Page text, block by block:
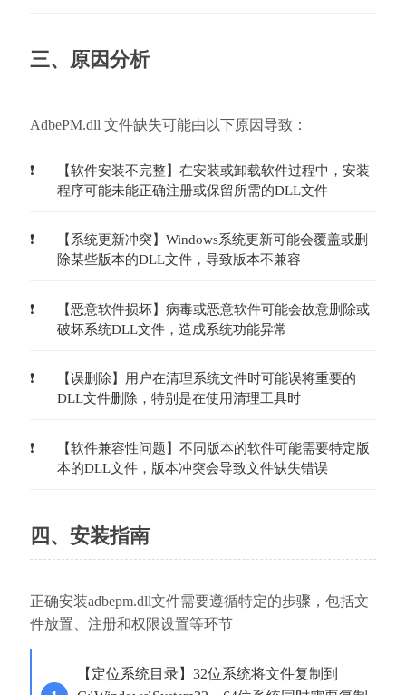
三、原因分析
AdbePM.dll 文件缺失可能由以下原因导致：
【软件安装不完整】在安装或卸载软件过程中，安装
程序可能未能正确注册或保留所需的DLL文件
【系统更新冲突】Windows系统更新可能会覆盖或删
除某些版本的DLL文件，导致版本不兼容
【恶意软件损坏】病毒或恶意软件可能会故意删除或
破坏系统DLL文件，造成系统功能异常
【误删除】用户在清理系统文件时可能误将重要的
DLL文件删除，特别是在使用清理工具时
【软件兼容性问题】不同版本的软件可能需要特定版
本的DLL文件，版本冲突会导致文件缺失错误
四、安装指南
正确安装adbepm.dll文件需要遵循特定的步骤，包括文
件放置、注册和权限设置等环节
【定位系统目录】32位系统将文件复制到